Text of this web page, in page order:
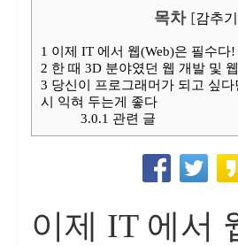
목차 [감추기
1 이제 IT 에서 웹(Web)은 필수다!
2 한 때 3D 분야였던 웹 개발 및
3 당신이 프로그래머가 되고 싶다
시 익혀 두는게 좋다
3.0.1 관련 글
이제 IT 에서